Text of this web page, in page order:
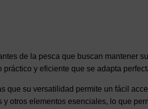
de la pesca que buscan mantener
y eficiente que se adapta
que su versatilidad permite un fácil
otros elementos esenciales, lo que